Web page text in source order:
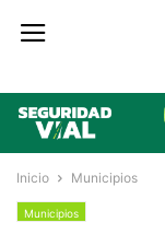
Inicio Municipios
Municipios